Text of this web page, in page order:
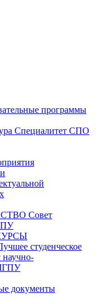
программы
Специалитет СПО
Совет
студенческое
научно-
документы